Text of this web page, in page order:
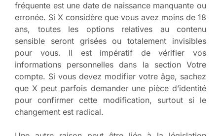
fréquente est une date de naissance manquante ou
erronée. Si X considère que vous avez moins de 18
ans, toutes les options relatives au contenu
sensible seront grisées ou totalement invisibles
pour vous. Il est impératif de vérifier vos
informations personnelles dans la section Votre
compte. Si vous devez modifier votre âge, sachez
que X peut parfois demander une pièce d’identité
pour confirmer cette modification, surtout si le
changement est radical.